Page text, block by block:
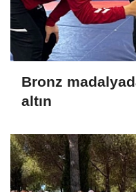
Bronz
altın